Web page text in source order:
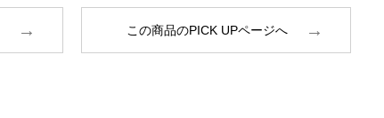
この商品のPICK UPページへ